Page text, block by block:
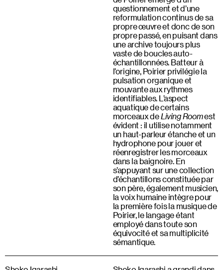
questionnement et d’une
reformulation continus de sa
propre œuvre et donc de son
propre passé, en puisant dans
une archive toujours plus
vaste de boucles auto-
échantillonnées. Batteur à
l’origine, Poirier privilégie la
pulsation organique et
mouvante aux rythmes
identifiables. L’aspect
aquatique de certains
morceaux deLiving Roomest
évident : il utilise notamment
un haut-parleur étanche et un
hydrophone pour jouer et
réenregistrer les morceaux
dans la baignoire. En
s’appuyant sur une collection
d’échantillons constituée par
son père, également musicien,
la voix humaine intègre pour
la première fois la musique de
Poirier, le langage étant
employé dans toute son
équivocité et sa multiplicité
sémantique.